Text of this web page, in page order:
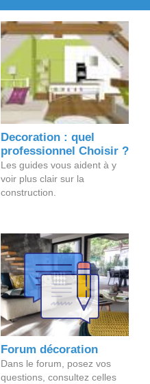
Decoration : quel
professionnel Choisir ?
Les guides vous aident à y
voir plus clair sur la
construction.
Forum décoration
Dans le forum, posez vos
questions, consultez celles